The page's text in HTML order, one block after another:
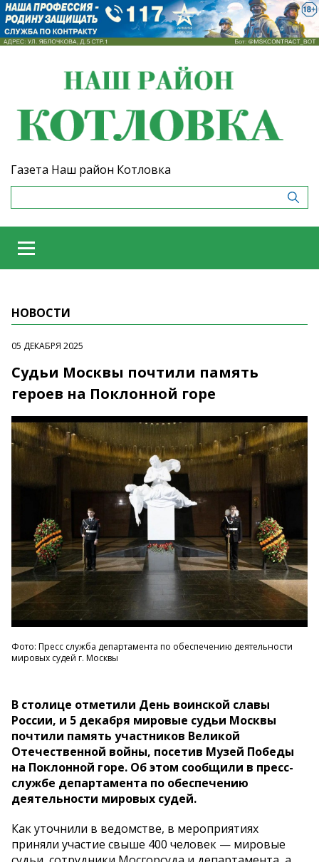
Газета Наш район Котловка
НОВОСТИ
05 ДЕКАБРЯ 2025
Судьи Москвы почтили память
героев на Поклонной горе
Фото: Пресс служба департамента по обеспечению деятельности
мировых судей г. Москвы
В столице отметили День воинской славы
России, и 5 декабря мировые судьи Москвы
почтили память участников Великой
Отечественной войны, посетив Музей Победы
на Поклонной горе. Об этом сообщили в пресс-
службе департамента по обеспечению
деятельности мировых судей.
Как уточнили в ведомстве, в мероприятиях
приняли участие свыше 400 человек — мировые